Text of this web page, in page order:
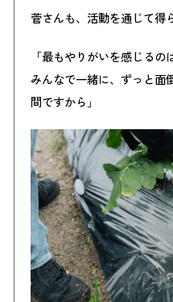
菅さんも、活動を通じて得
「最もやりがいを感じるの
みんなで一緒に、ずっと面
間ですから」